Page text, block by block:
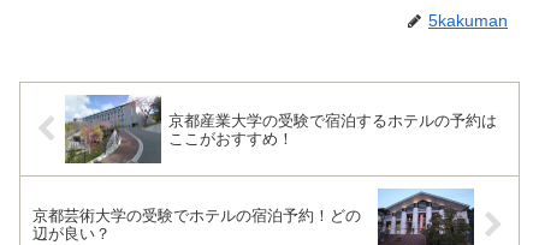
5kakuman
京都産業大学の受験で宿泊するホテルの予約は
ここがおすすめ！
京都芸術大学の受験でホテルの宿泊予約！どの
辺が良い？